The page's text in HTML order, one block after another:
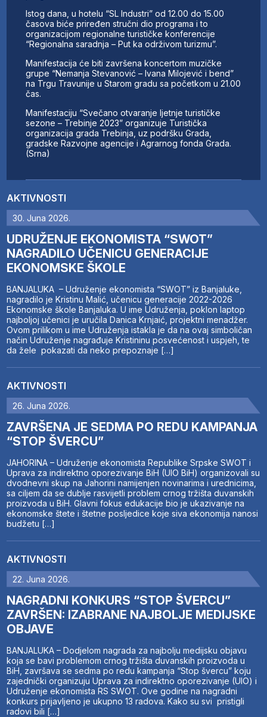
AKTIVNOSTI
30. Juna 2026.
UDRUŽENJE EKONOMISTA “SWOT”
NAGRADILO UČENICU GENERACIJE
EKONOMSKE ŠKOLE
BANJALUKA – Udruženje ekonomista “SWOT” iz Banjaluke,
nagradilo je Kristinu Malić, učenicu generacije 2022-2026
Ekonomske škole Banjaluka. U ime Udruženja, poklon laptop
najboljoj učenici je uručila Danica Krnjaić, projektni menadžer.
Ovom prilikom u ime Udruženja istakla je da na ovaj simboličan
način Udruženje nagrađuje Kristininu posvećenost i uspjeh, te
da žele pokazati da neko prepoznaje […]
AKTIVNOSTI
26. Juna 2026.
ZAVRŠENA JE SEDMA PO REDU KAMPANJA
“STOP ŠVERCU”
JAHORINA – Udruženje ekonomista Republike Srpske SWOT i
Uprava za indirektno oporezivanje BiH (UIO BiH) organizovali su
dvodnevni skup na Jahorini namijenjen novinarima i urednicima,
sa ciljem da se dublje rasvijetli problem crnog tržišta duvanskih
proizvoda u BiH. Glavni fokus edukacije bio je ukazivanje na
ekonomske štete i štetne posljedice koje siva ekonomija nanosi
budžetu […]
AKTIVNOSTI
22. Juna 2026.
NAGRADNI KONKURS “STOP ŠVERCU”
ZAVRŠEN: IZABRANE NAJBOLJE MEDIJSKE
OBJAVE
BANJALUKA – Dodjelom nagrada za najbolju medijsku objavu
koja se bavi problemom crnog tržišta duvanskih proizvoda u
BiH, završava se sedma po redu kampanja “Stop švercu” koju
zajednički organizuju Uprava za indirektno oporezivanje (UIO) i
Udruženje ekonomista RS SWOT. Ove godine na nagradni
konkurs prijavljeno je ukupno 13 radova. Kako su svi pristigli
radovi bili […]
Istog dana, u hotelu “SL Industri” od 12.00 do 15.00
časova biće priređen stručni dio programa i to
organizacijom regionalne turističke konferencije
“Regionalna saradnja – Put ka održivom turizmu”.
Manifestacija će biti završena koncertom muzičke
grupe “Nemanja Stevanović – Ivana Milojević i bend”
na Trgu Travunije u Starom gradu sa početkom u 21.00
čas.
Manifestaciju “Svečano otvaranje ljetnje turističke
sezone – Trebinje 2023” organizuje Turistička
organizacija grada Trebinja, uz podršku Grada,
gradske Razvojne agencije i Agrarnog fonda Grada.
(Srna)